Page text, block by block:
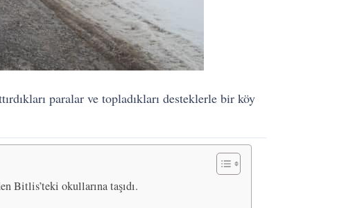
paralar ve topladıkları desteklerle bir köy
Bitlis’teki okullarına taşıdı.